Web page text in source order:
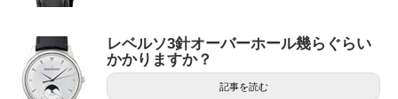
レベルソ3針オーバーホール幾らぐらい
かかりますか？
記事を読む